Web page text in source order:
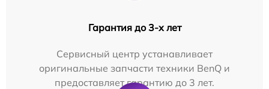
Гарантия до 3-х лет
Сервисный центр устанавливает
оригинальные запчасти техники BenQ и
предоставляет гарантию до 3 лет.